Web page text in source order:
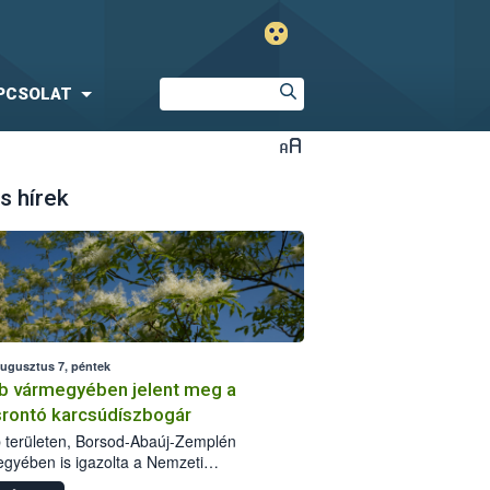
hírek
7, péntek
vármegyében jelent meg a
karcsúdíszbogár
területen, Borsod-Abaúj-Zemplén
is igazolta a Nemzeti
biztonsági Hivatal (Nébih) a